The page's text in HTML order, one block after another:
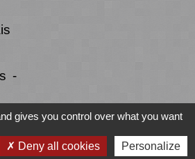
-
- Accessibilité -
Gestion des cookies
gives you control over what you want
Deny all cookies Personalize